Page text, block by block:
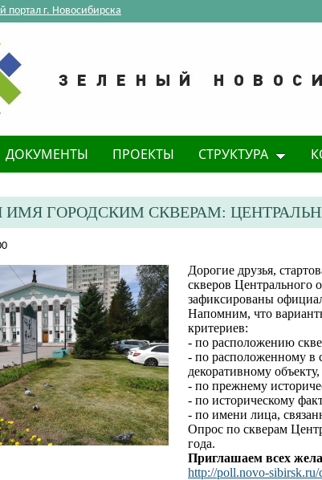
г. Новосибирска
ДОКУМЕНТЫ ПРОЕКТЫ СТРУКТУРА
ИМЯ ГОРОДСКИМ СКВЕРАМ:
Дорогие друзья,
скверов Центрального
зафиксированы
Напомним, что
критериев:
- по расположению
- по расположенному в
декоративному объекту,
- по прежнему
- по историческому
- по имени лица,
Опрос по скверам
года.
Приглашаем всех
http://poll.novo-sibirsk.ru/